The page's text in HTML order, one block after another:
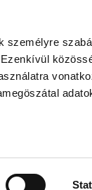
személyre
Ezenkívül